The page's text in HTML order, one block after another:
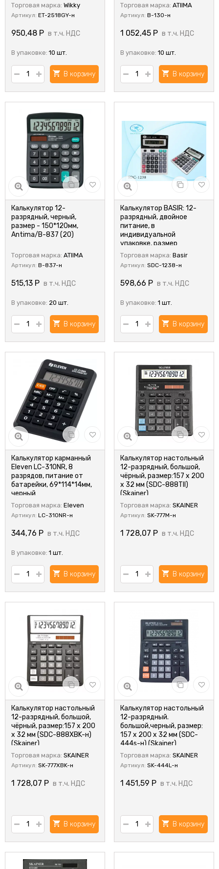
Торговая марка: Wikky
Артикул: ET-2518GY-н
950,48 Р в т.ч. НДС
В упаковке: 10 шт.
В корзину
Торговая марка: ATIIMA
Артикул: B-130-н
1 052,45 Р в т.ч. НДС
В упаковке: 10 шт.
В корзину
Калькулятор 12-
разрядный, черный,
размер - 150*120мм,
Antima/B-837 (20)
Торговая марка: ATIIMA
Артикул: B-837-н
515,13 Р в т.ч. НДС
В упаковке: 20 шт.
В корзину
Калькулятор BASIR: 12-
разрядный, двойное
питание, в
индивидуальной
упаковке, размер
упаковки-18,7*14,6*3,3.
(190*147 мм размер
калькулятора)
Торговая марка: Basir
Артикул: SDC-1238-н
598,66 Р в т.ч. НДС
В упаковке: 1 шт.
В корзину
Калькулятор карманный
Eleven LC-310NR, 8
разрядов, питание от
батарейки, 69*114*14мм,
черный
Торговая марка: Eleven
Артикул: LC-310NR-н
344,76 Р в т.ч. НДС
В упаковке: 1 шт.
В корзину
Калькулятор настольный
12-разрядный, большой,
чёрный, размер:157 x 200
x 32 мм (SDC-888TII)
(Skainer)
Торговая марка: SKAINER
Артикул: SK-777M-н
1 728,07 Р в т.ч. НДС
В корзину
Калькулятор настольный
12-разрядный, большой,
чёрный, размер:157 x 200
x 32 мм (SDC-888XBK-н)
(Skainer)
Торговая марка: SKAINER
Артикул: SK-777XBK-н
1 728,07 Р в т.ч. НДС
В корзину
Калькулятор настольный
12-разрядный.
большой,черный, размер:
157 x 200 x 32 мм (SDC-
444s-н) (Skainer)
Торговая марка: SKAINER
Артикул: SK-444L-н
1 451,59 Р в т.ч. НДС
В корзину